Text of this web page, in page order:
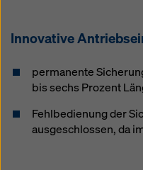
Innovative
permanente
bis sechs Prozent
Fehlbedienung der
ausgeschlossen, da